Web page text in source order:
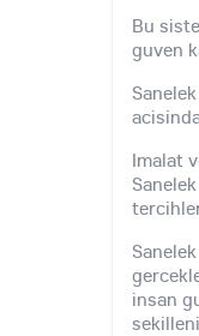
Bu
guven
Imalat
insan